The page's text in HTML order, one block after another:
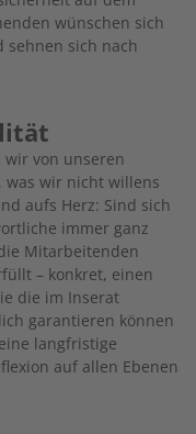
wünschen sich
sich nach
wir von unseren
wir nicht willens
aufs Herz: Sind sich
immer ganz
Mitarbeitenden
– konkret, einen
die im Inserat
garantieren können
langfristige
auf allen Ebenen